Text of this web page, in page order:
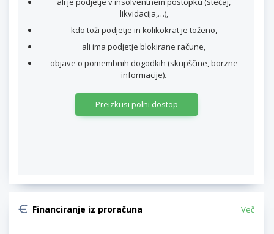
likvidacija,…),
kdo toži podjetje in kolikokrat je toženo,
ali ima podjetje blokirane račune,
objave o pomembnih dogodkih (skupščine, borzne
informacije).
Preizkusi polni dostop
Financiranje iz proračuna Več